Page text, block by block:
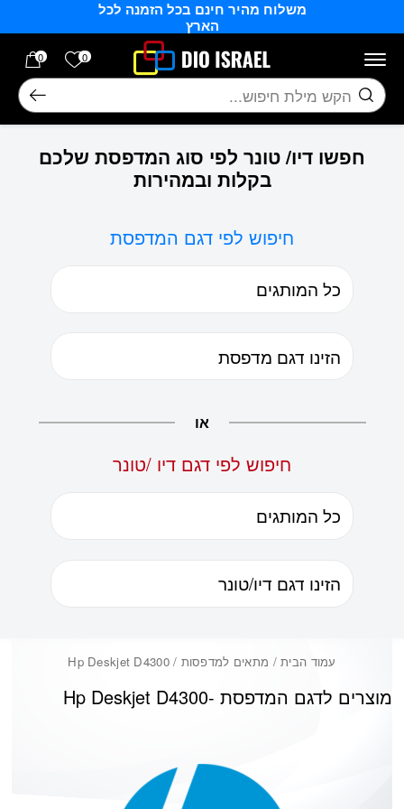
משלוח מהיר חינם בכל הזמנה לכל
הארץ
0 הרשימה
0
חיפוש
חפשו דיו/ טונר לפי סוג המדפסת שלכם
בקלות ובמהירות
חיפוש לפי דגם המדפסת
או
חיפוש לפי דגם דיו /טונר
עמוד הבית/ מתאים למדפסות / Hp Deskjet D4300
Hp Deskjet D4300מוצרים לדגם המדפסת -